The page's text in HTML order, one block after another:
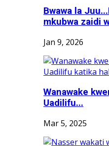
Bwawa la
mkubwa zaidi
Jan 9, 2026
Wanawake
Uadilifu...
Mar 5, 2025